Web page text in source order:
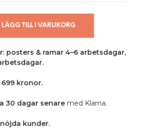
LÄGG TILL I VARUKORG
posters & ramar 4–6 arbetsdagar,
kronor.
30 dagar senaremed Klarna.
kunder.